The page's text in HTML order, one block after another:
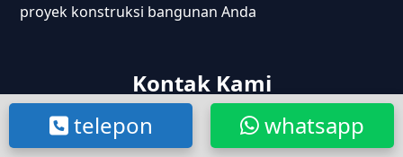
proyek konstruksi bangunan Anda
Kontak Kami
Kp. Cijantra Jatake, Tangerang – Bantenwhatsapp
telepon